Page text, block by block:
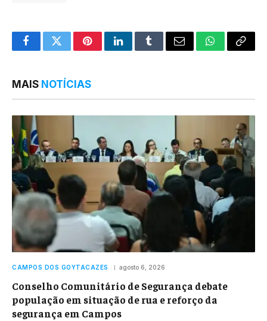
FacebookTwitterPinterestLinkedInTumblrEmail WhatsApp
Copy
MAIS NOTÍCIAS
CAMPOS DOS GOYTACAZES agosto 6, 2026
Conselho Comunitário de Segurança debate
população em situação de rua e reforço da
segurança em Campos